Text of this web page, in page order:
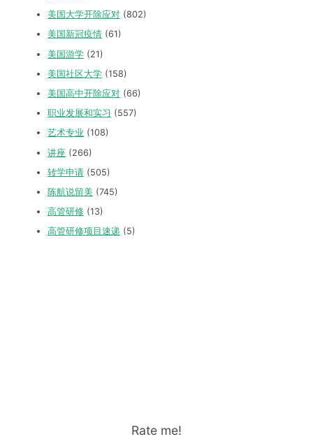
美国大学开除应对 (802)
美国新冠疫情 (61)
美国游学 (21)
美国社区大学 (158)
美国高中开除应对 (66)
职业发展和实习 (557)
艺术专业 (108)
讲座 (266)
转学申请 (505)
陈航说留美 (745)
高管研修 (13)
高管研修项目速递 (5)
Rate me!